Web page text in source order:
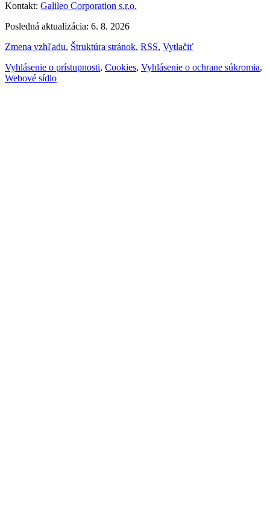
Kontakt: Galileo Corporation s.r.o.
Posledná aktualizácia: 6. 8. 2026
Zmena vzhľadu, Štruktúra stránok, RSS, Vytlačiť
Vyhlásenie o prístupnosti, Cookies, Vyhlásenie o ochrane súkromia,
Webové sídlo